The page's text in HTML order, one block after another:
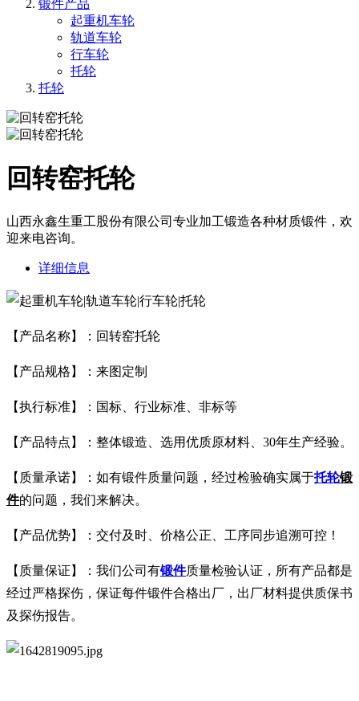
锻件产品
起重机车轮
轨道车轮
行车轮
托轮
托轮
回转窑托轮
山西永鑫生重工股份有限公司专业加工锻造各种材质锻件，欢
迎来电咨询。
详细信息
【产品名称】：回转窑托轮
【产品规格】：来图定制
【执行标准】：国标、行业标准、非标等
【产品特点】：整体锻造、选用优质原材料、30年生产经验。
【质量承诺】：如有锻件质量问题，经过检验确实属于托轮锻
件的问题，我们来解决。
【产品优势】：交付及时、价格公正、工序同步追溯可控！
【质量保证】：我们公司有锻件质量检验认证，所有产品都是
经过严格探伤，保证每件锻件合格出厂，出厂材料提供质保书
及探伤报告。